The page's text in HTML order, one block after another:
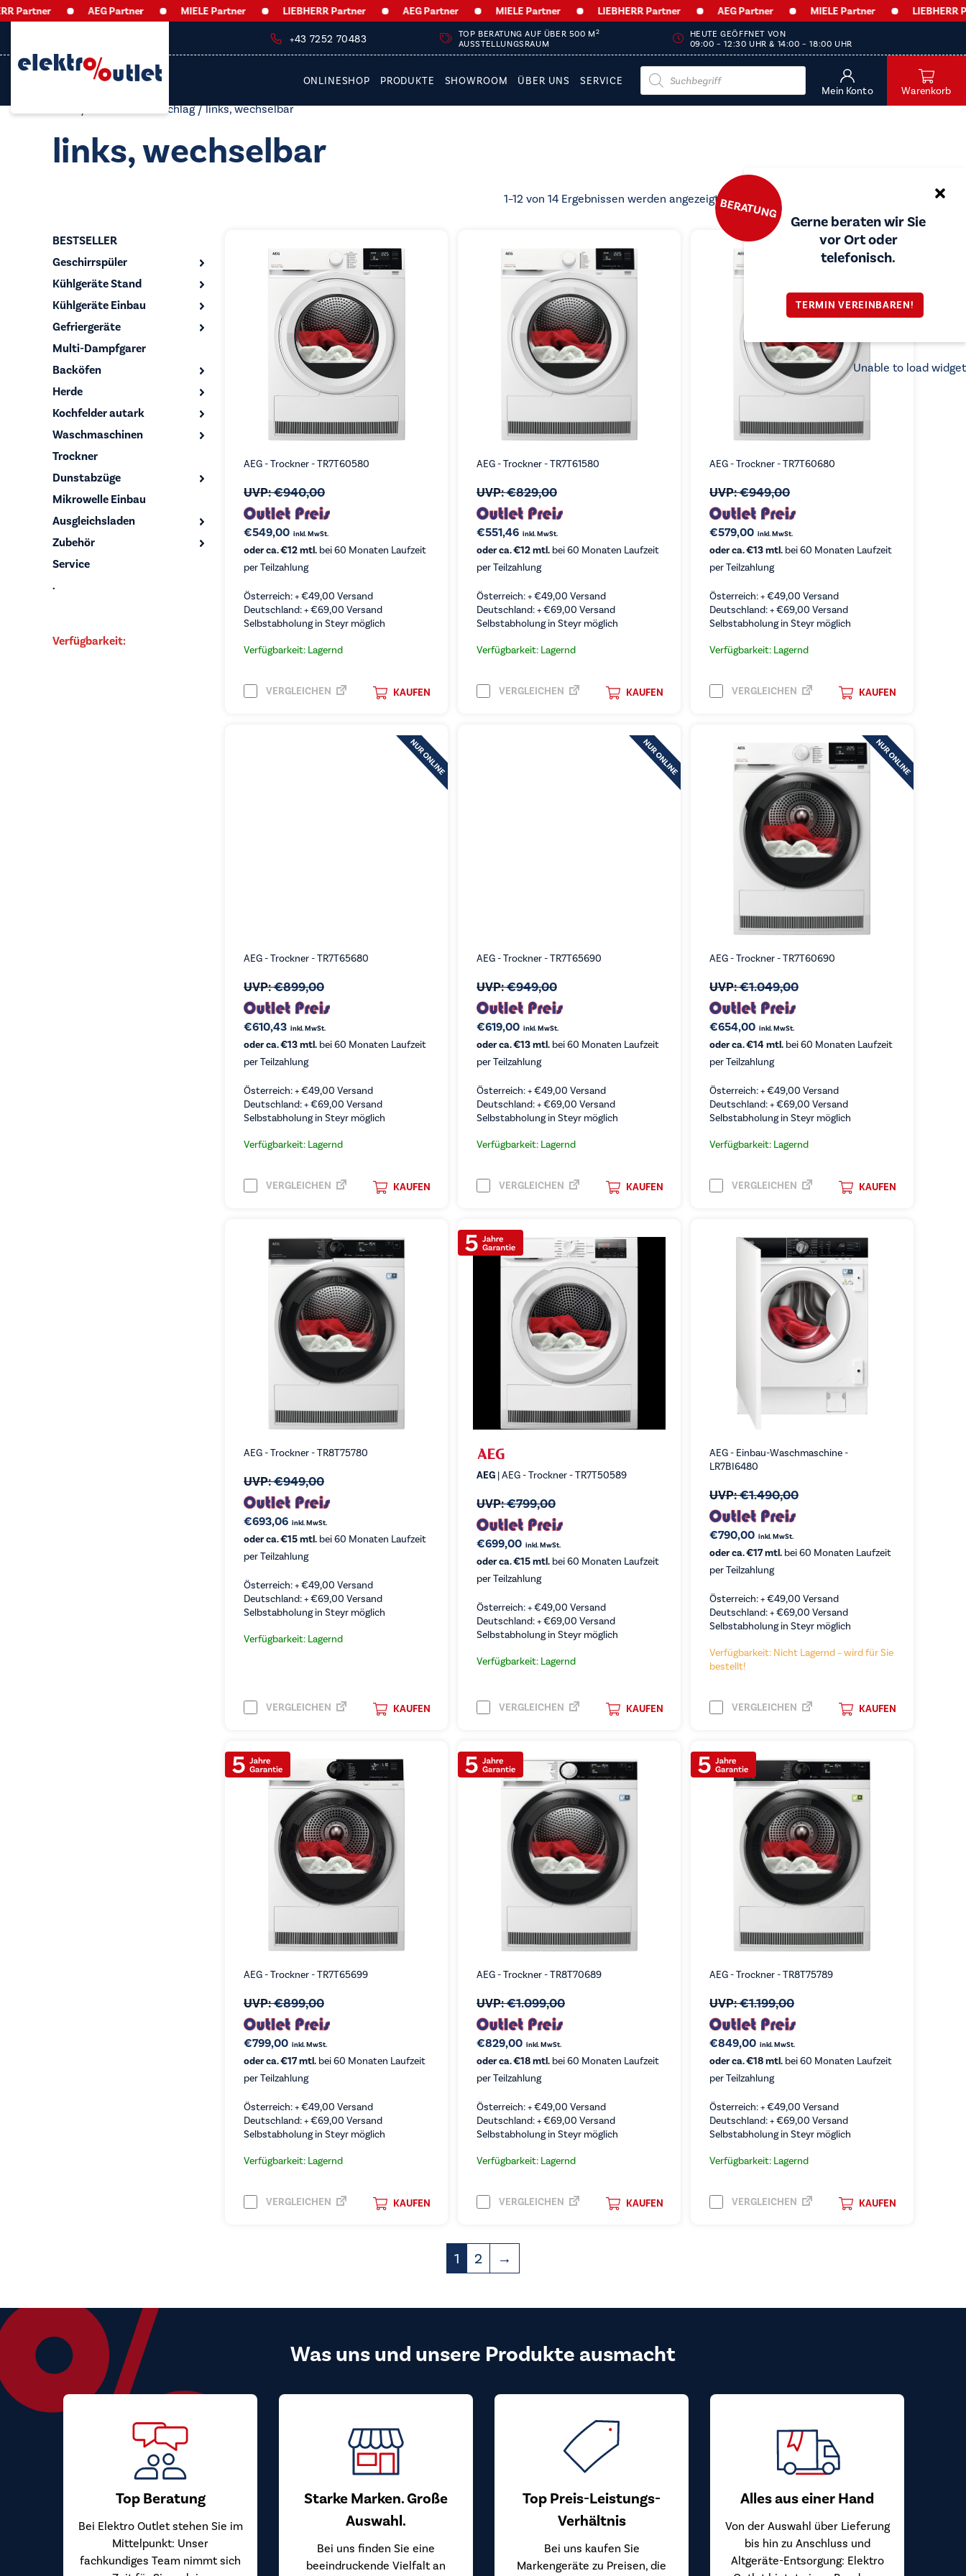
AEG Partner MIELE Partner LIEBHERR Partner AEG Partner MIELE Partner LIEBHERR Partner AEG Partner MIELE Partner LIEBHERR Partner
+43 7252 70483 TOP BERATUNG AUF ÜBER 500 M 2
AUSSTELLUNGSRAUM
HEUTE GEÖFFNET VON
09:00 – 12:30 UHR & 14:00 – 18:00 UHR
ONLINESHOP PRODUKTE SHOWROOM ÜBER UNS SERVICE
Products
search
Mein Konto Warenkorb
BERATUNG
Gerne beraten wir Sie
vor Ort oder
telefonisch.
TERMIN VEREINBAREN!
/ Produkt Türanschlag / links, wechselbar
links, wechselbar
1–12 von 14 Ergebnissen werden angezeigtNach
Preis
sortiert:
aufsteigend
BESTSELLER
Geschirrspüler
Kühlgeräte Stand
Kühlgeräte Einbau
Gefriergeräte
Multi-Dampfgarer
Backöfen
Herde
Kochfelder autark
Waschmaschinen
Trockner
Dunstabzüge
Mikrowelle Einbau
Ausgleichsladen
Zubehör
Service
.
Verfügbarkeit:
AEG - Trockner - TR7T60580
UVP:€940,00
€549,00 inkl. MwSt.
oder ca. €12 mtl. bei 60 Monaten Laufzeit
per Teilzahlung
Österreich: +€49,00 Versand
Deutschland: +€69,00 Versand
Selbstabholung in Steyr möglich
Verfügbarkeit: Lagernd
KAUFEN
VERGLEICHEN
AEG - Trockner - TR7T61580
UVP:€829,00
€551,46 inkl. MwSt.
oder ca. €12 mtl.bei 60 Monaten Laufzeit
per Teilzahlung
Österreich: +€49,00 Versand
Deutschland: +€69,00 Versand
Selbstabholung in Steyr möglich
Verfügbarkeit: Lagernd
KAUFEN
VERGLEICHEN
AEG - Trockner - TR7T60680
UVP:€949,00
€579,00 inkl. MwSt.
oder ca. €13 mtl.bei 60 Monaten Laufzeit
per Teilzahlung
Österreich: +€49,00 Versand
Deutschland: +€69,00 Versand
Selbstabholung in Steyr möglich
Verfügbarkeit: Lagernd
KAUFEN
VERGLEICHEN
AEG - Trockner - TR7T65680
UVP:€899,00
€610,43 inkl. MwSt.
oder ca. €13 mtl. bei 60 Monaten Laufzeit
per Teilzahlung
Österreich: +€49,00 Versand
Deutschland: +€69,00 Versand
Selbstabholung in Steyr möglich
Verfügbarkeit: Lagernd
KAUFEN
VERGLEICHEN
AEG - Trockner - TR7T65690
UVP:€949,00
€619,00 inkl. MwSt.
oder ca. €13 mtl.bei 60 Monaten Laufzeit
per Teilzahlung
Österreich: +€49,00 Versand
Deutschland: +€69,00 Versand
Selbstabholung in Steyr möglich
Verfügbarkeit: Lagernd
KAUFEN
VERGLEICHEN
AEG - Trockner - TR7T60690
UVP:€1.049,00
€654,00 inkl. MwSt.
oder ca. €14 mtl.bei 60 Monaten Laufzeit
per Teilzahlung
Österreich: +€49,00 Versand
Deutschland: +€69,00 Versand
Selbstabholung in Steyr möglich
Verfügbarkeit: Lagernd
KAUFEN
VERGLEICHEN
AEG - Trockner - TR8T75780
UVP:€949,00
€693,06 inkl. MwSt.
oder ca. €15 mtl. bei 60 Monaten Laufzeit
per Teilzahlung
Österreich: +€49,00 Versand
Deutschland: +€69,00 Versand
Selbstabholung in Steyr möglich
Verfügbarkeit: Lagernd
KAUFEN
VERGLEICHEN
AEG| AEG - Trockner - TR7T50589
UVP:€799,00
€699,00 inkl. MwSt.
oder ca. €15 mtl.bei 60 Monaten Laufzeit
per Teilzahlung
Österreich: +€49,00 Versand
Deutschland: +€69,00 Versand
Selbstabholung in Steyr möglich
Verfügbarkeit: Lagernd
KAUFEN
VERGLEICHEN
AEG - Einbau-Waschmaschine -
LR7BI6480
UVP:€1.490,00
€790,00 inkl. MwSt.
oder ca. €17 mtl.bei 60 Monaten Laufzeit
per Teilzahlung
Österreich: +€49,00 Versand
Deutschland: +€69,00 Versand
Selbstabholung in Steyr möglich
Verfügbarkeit: Nicht Lagernd – wird für Sie
bestellt!
KAUFEN
VERGLEICHEN
AEG - Trockner - TR7T65699
UVP:€899,00
€799,00 inkl. MwSt.
oder ca. €17 mtl. bei 60 Monaten Laufzeit
per Teilzahlung
Österreich: +€49,00 Versand
Deutschland: +€69,00 Versand
Selbstabholung in Steyr möglich
Verfügbarkeit: Lagernd
KAUFEN
VERGLEICHEN
AEG - Trockner - TR8T70689
UVP:€1.099,00
€829,00 inkl. MwSt.
oder ca. €18 mtl.bei 60 Monaten Laufzeit
per Teilzahlung
Österreich: +€49,00 Versand
Deutschland: +€69,00 Versand
Selbstabholung in Steyr möglich
Verfügbarkeit: Lagernd
KAUFEN
VERGLEICHEN
AEG - Trockner - TR8T75789
UVP:€1.199,00
€849,00 inkl. MwSt.
oder ca. €18 mtl.bei 60 Monaten Laufzeit
per Teilzahlung
Österreich: +€49,00 Versand
Deutschland: +€69,00 Versand
Selbstabholung in Steyr möglich
Verfügbarkeit: Lagernd
KAUFEN
VERGLEICHEN
1 2 →
Was uns und unsere Produkte ausmacht
Top Beratung
Bei Elektro Outlet stehen Sie im
Mittelpunkt: Unser
fachkundiges Team nimmt sich
Starke Marken. Große
Auswahl.
Bei uns finden Sie eine
beeindruckende Vielfalt an
Top Preis-Leistungs-
Verhältnis
Bei uns kaufen Sie
Markengeräte zu Preisen, die
Alles aus einer Hand
Von der Auswahl über Lieferung
bis hin zu Anschluss und
Altgeräte-Entsorgung: Elektro
Unable to load widget